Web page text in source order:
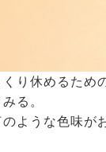
り休めるため
る。
ような色味が